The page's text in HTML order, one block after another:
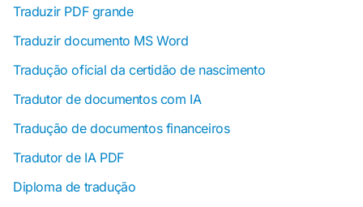
Traduzir PDF grande
Traduzir documento MS Word
Tradução oficial da certidão de nascimento
Tradutor de documentos com IA
Tradução de documentos financeiros
Tradutor de IA PDF
Diploma de tradução